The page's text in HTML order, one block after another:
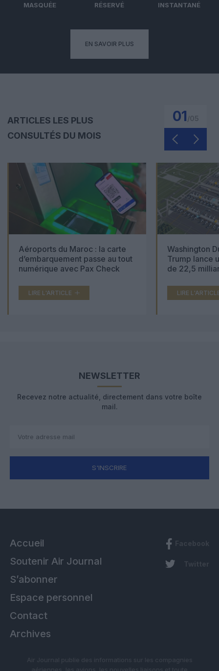
MASQUÉE
RÉSERVÉ
INSTANTANÉ
EN SAVOIR PLUS
ARTICLES LES PLUS
CONSULTÉS DU MOIS
01
Aéroports du Maroc : la carte
d’embarquement passe au tout
numérique avec Pax Check
LIRE L'ARTICLE
Washington
Trump lance
de 22,5
LIRE
NEWSLETTER
Recevez notre actualité, directement dans votre boîte
mail.
S'INSCRIRE
Accueil
Soutenir Air Journal
S’abonner
Espace personnel
Contact
Archives